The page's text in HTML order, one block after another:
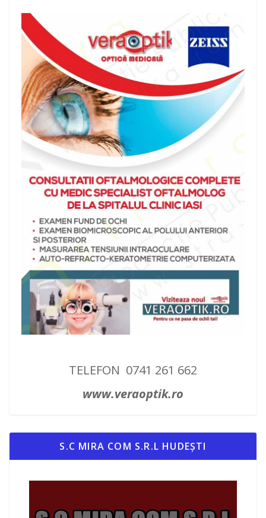
TELEFON 0741 261 662
www.veraoptik.ro
S.C MIRA COM S.R.L HUDEȘTI